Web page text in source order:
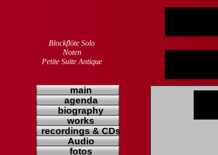
main
agenda
biography
works
recordings & CDs
Audio
fotos
Blockflöte Solo
Noten
Petite Suite Antique